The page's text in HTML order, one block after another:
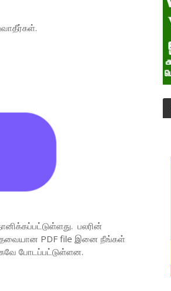
பலரின்
தேவையான PDF file இனை நீங்கள்
போடப்பட்டுள்ளன.